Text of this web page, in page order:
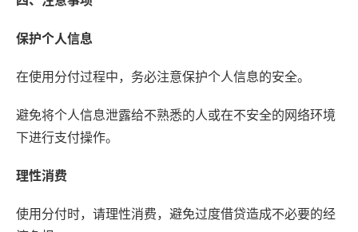
保护个人信息
在使用分付过程中，务必注意保护个人信息的安全。
避免将个人信息泄露给不熟悉的人或在不安全的网络环境
下进行支付操作。
理性消费
使用分付时，请理性消费，避免过度借贷造成不必要的经